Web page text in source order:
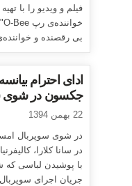
فیلم و ویدیو را با
بی رقصنده و
ادای احترام
جکسون در شوی
22 بهمن 1394
در شوی سوپربال
در سانا کلارا،
با پوشیدن لباسی که
جریان اجرای سوپربال سال ۹۳